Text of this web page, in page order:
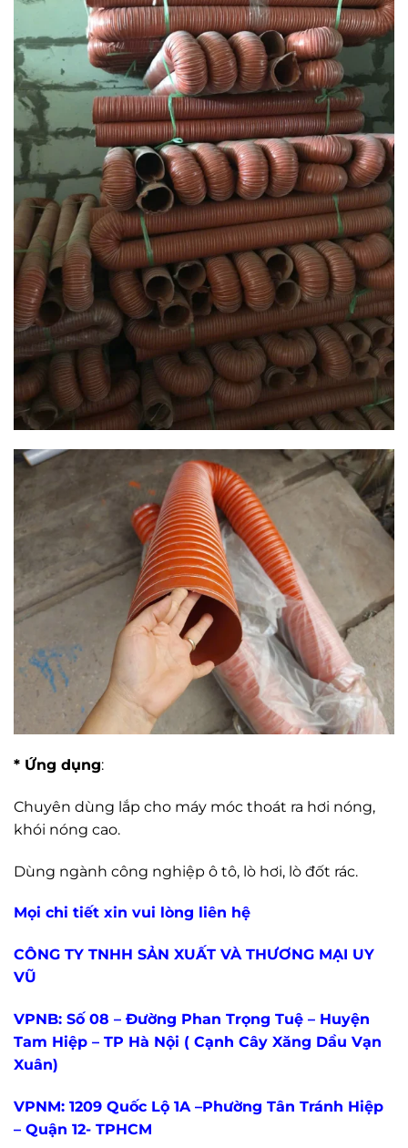
* Ứng dụng:
Chuyên dùng lắp cho máy móc thoát ra hơi nóng,
khói nóng cao.
Dùng ngành công nghiệp ô tô, lò hơi, lò đốt rác.
Mọi chi tiết xin vui lòng liên hệ
CÔNG TY TNHH SẢN XUẤT VÀ THƯƠNG MẠI UY
VŨ
VPNB: Số 08 – Đường Phan Trọng Tuệ – Huyện
Tam Hiệp – TP Hà Nội ( Cạnh Cây Xăng Dầu Vạn
Xuân)
VPNM: 1209 Quốc Lộ 1A –Phường Tân Tránh Hiệp
– Quận 12- TPHCM